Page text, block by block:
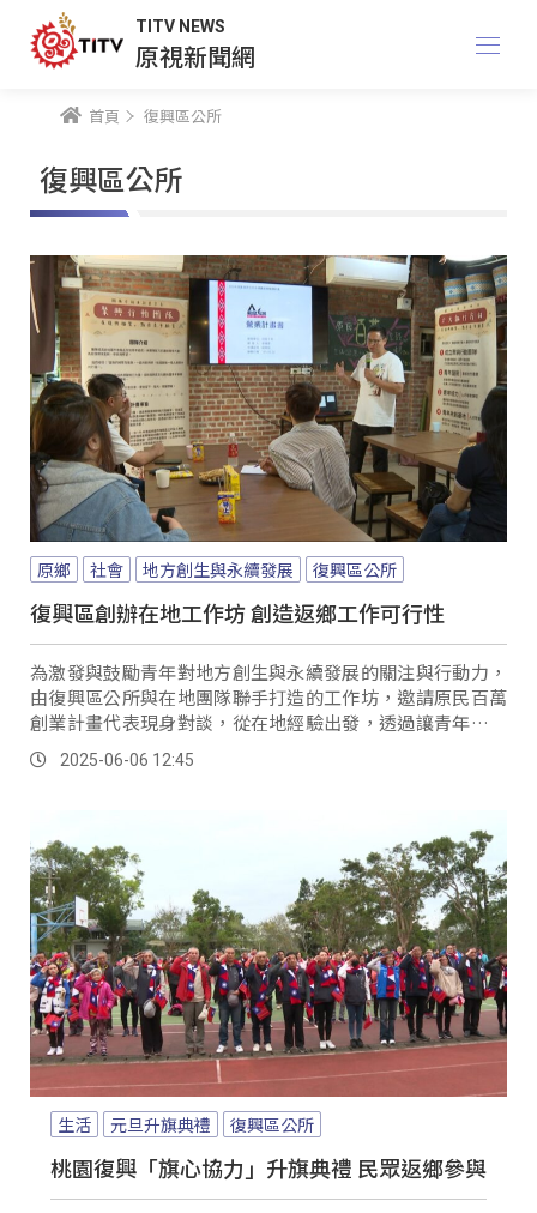
TITV NEWS
原視新聞網
首頁 復興區公所
復興區公所
原鄉 社會 地方創生與永續發展 復興區公所
復興區創辦在地工作坊 創造返鄉工作可行性
為激發與鼓勵青年對地方創生與永續發展的關注與行動力，
由復興區公所與在地團隊聯手打造的工作坊，邀請原民百萬
創業計畫代表現身對談，從在地經驗出發，透過讓青年與在
地團隊的互動，讓這些想返回家鄉創業的青年，不只提升自
我技能以及互相交流，有機會為自己的家鄉帶來更多的可
2025-06-06 12:45
生活 元旦升旗典禮 復興區公所
桃園復興「旗心協力」升旗典禮 民眾返鄉參與